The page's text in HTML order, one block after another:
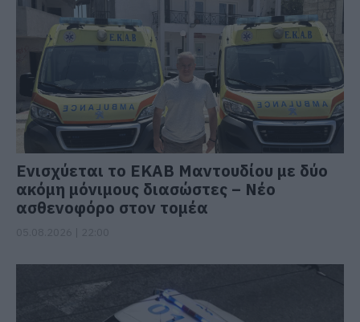
Ενισχύεται το ΕΚΑΒ Μαντουδίου με δύο
ακόμη μόνιμους διασώστες – Νέο
ασθενοφόρο στον τομέα